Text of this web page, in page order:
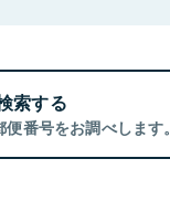
索する
番号をお調べします。